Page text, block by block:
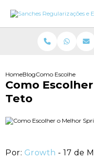
HomeBlogComo Escolher o
Como
Teto
Por: Growth - 17 de